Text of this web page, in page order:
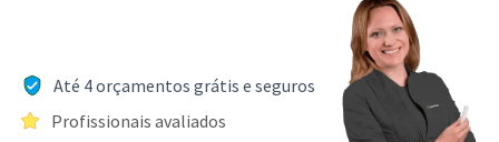
Até 4 orçamentos grátis e seguros
Profissionais avaliados